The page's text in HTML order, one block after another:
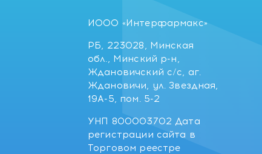
ИООО «Интерфармакс»
РБ, 223028, Минская
обл., Минский р-н,
Ждановичский с/с, аг.
Ждановичи, ул. Звездная,
19А-5, пом. 5-2
УНП 800003702 Дата
регистрации сайта в
Торговом реестре